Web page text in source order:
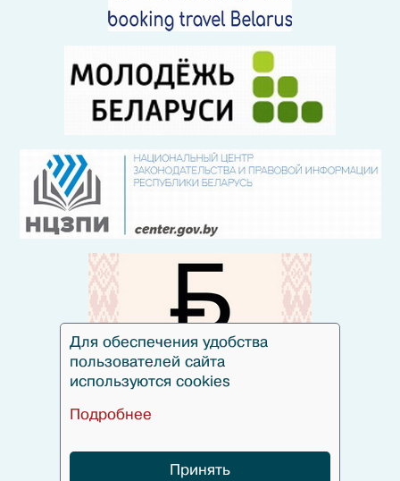
Для обеспечения удобства
пользователей сайта
используются cookies
Подробнее
Принять